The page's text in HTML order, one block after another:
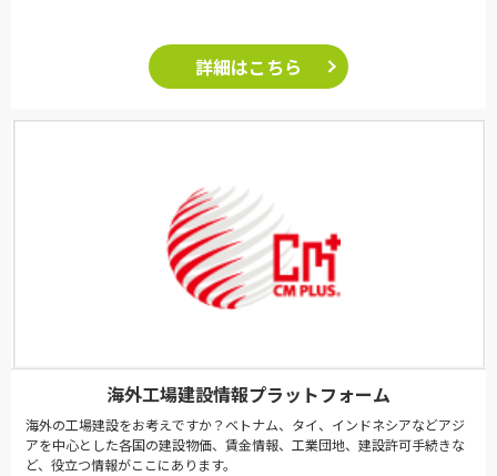
詳細はこちら
海外工場建設情報プラットフォーム
海外の工場建設をお考えですか？ベトナム、タイ、インドネシアなどアジ
アを中心とした各国の建設物価、賃金情報、工業団地、建設許可手続きな
ど、役立つ情報がここにあります。